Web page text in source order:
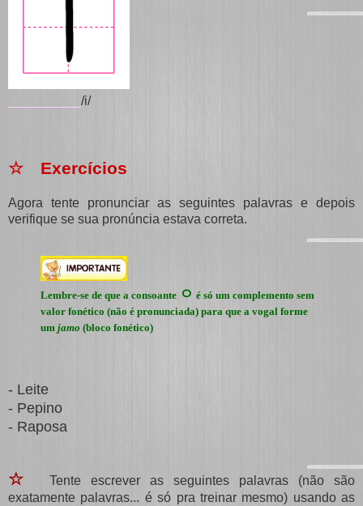
/i/
☆ Exercícios
Agora tente pronunciar as seguintes palavras e depois
verifique se sua pronúncia estava correta.
Lembre-se de que a consoante ㅇ é só um complemento sem
valor fonético (não é pronunciada) para que a vogal forme
um jamo (bloco fonético)
- Leite
- Pepino
- Raposa
☆
Tente escrever as seguintes palavras (não são
exatamente palavras... é só pra treinar mesmo) usando as